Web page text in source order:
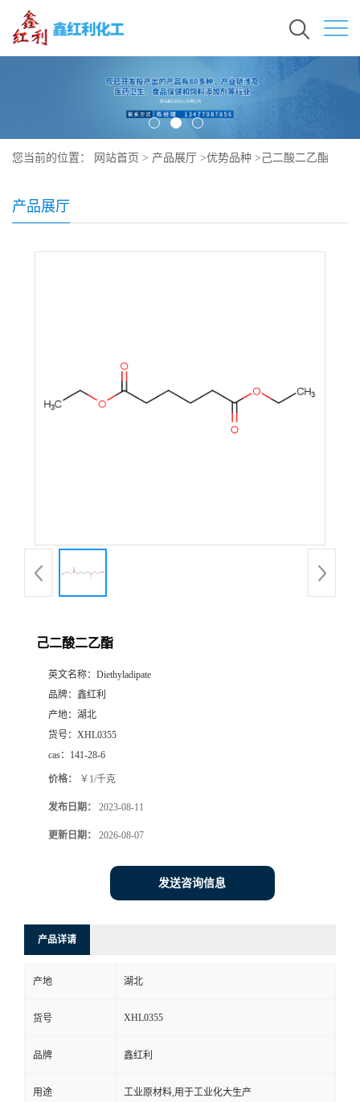
您当前的位置： 网站首页 > 产品展厅 >优势品种 > 己二酸二乙酯
产品展厅
己二酸二乙酯
英文名称： Diethyladipate
品牌： 鑫红利
产地： 湖北
货号： XHL0355
cas： 141-28-6
价格： ￥1/千克
发布日期： 2023-08-11
更新日期： 2026-08-07
发送咨询信息
产品详请
产地 湖北
货号 XHL0355
品牌 鑫红利
用途 工业原材料,用于工业化大生产